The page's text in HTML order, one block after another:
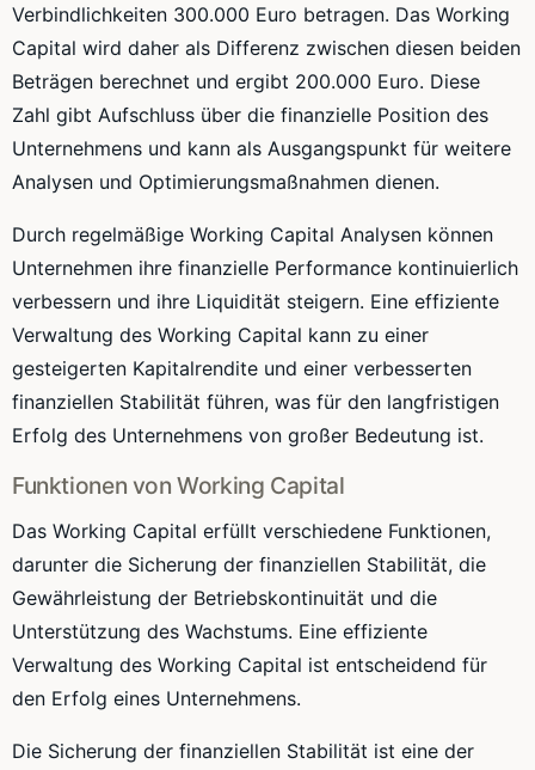
Verbindlichkeiten 300.000 Euro betragen. Das Working
Capital wird daher als Differenz zwischen diesen beiden
Beträgen berechnet und ergibt 200.000 Euro. Diese
Zahl gibt Aufschluss über die finanzielle Position des
Unternehmens und kann als Ausgangspunkt für weitere
Analysen und Optimierungsmaßnahmen dienen.
Durch regelmäßige Working Capital Analysen können
Unternehmen ihre finanzielle Performance kontinuierlich
verbessern und ihre Liquidität steigern. Eine effiziente
Verwaltung des Working Capital kann zu einer
gesteigerten Kapitalrendite und einer verbesserten
finanziellen Stabilität führen, was für den langfristigen
Erfolg des Unternehmens von großer Bedeutung ist.
Funktionen von Working Capital
Das Working Capital erfüllt verschiedene Funktionen,
darunter die Sicherung der finanziellen Stabilität, die
Gewährleistung der Betriebskontinuität und die
Unterstützung des Wachstums. Eine effiziente
Verwaltung des Working Capital ist entscheidend für
den Erfolg eines Unternehmens.
Die Sicherung der finanziellen Stabilität ist eine der